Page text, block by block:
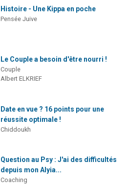
Histoire - Une Kippa en poche
Pensée Juive
Le Couple a besoin d'être nourri !
Couple
Albert ELKRIEF
Date en vue ? 16 points pour une
réussite optimale !
Chiddoukh
Question au Psy : J'ai des difficultés
depuis mon Alyia...
Coaching